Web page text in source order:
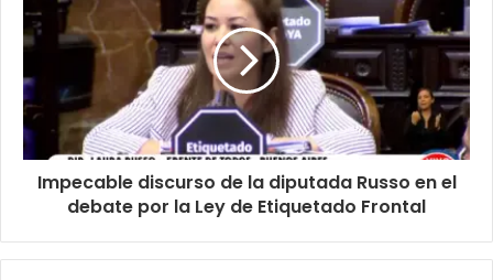
Impecable discurso de la diputada Russo en el
debate por la Ley de Etiquetado Frontal